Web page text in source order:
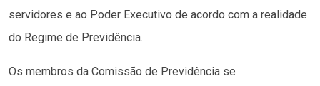
servidores e ao Poder Executivo de acordo com a realidade
do Regime de Previdência.
Os membros da Comissão de Previdência se